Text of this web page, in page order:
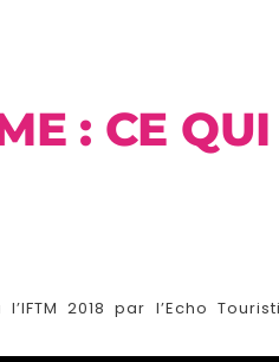
: CE QUI
2018 par l’Echo